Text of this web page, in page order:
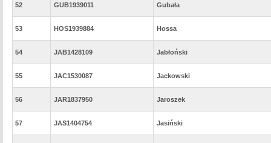
52 GUB1939011 Gubała
53 HOS1939884 Hossa
54 JAB1428109 Jabłoński
55 JAC1530087 Jackowski
56 JAR1837950 Jaroszek
57 JAS1404754 Jasiński